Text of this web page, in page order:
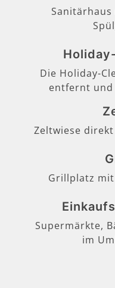
Sanitärhaus
Die Holiday-
entfernt und
Zeltwiese
Grillplatz mit
Supermärkte,
im